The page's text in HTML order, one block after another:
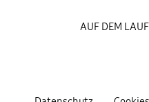
AUF DEM